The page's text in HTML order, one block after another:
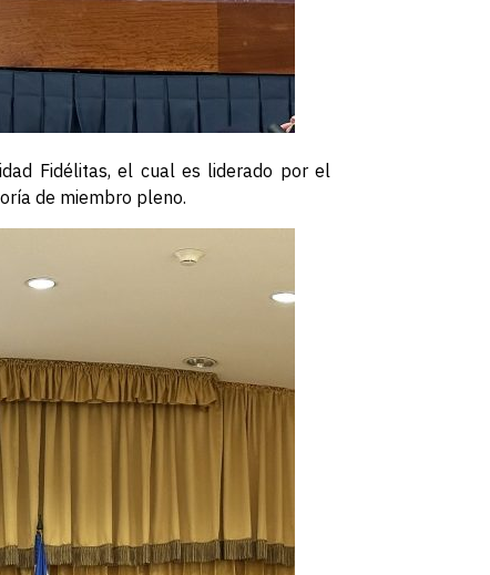
Fidélitas, el cual es liderado por el
de miembro pleno.